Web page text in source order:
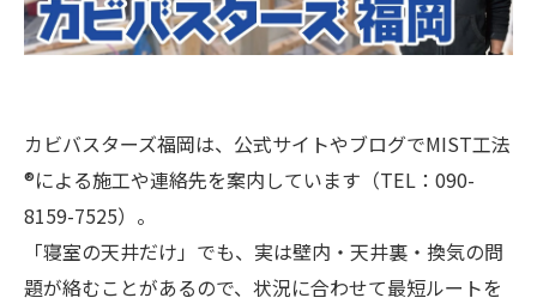
カビバスターズ福岡は、公式サイトやブログでMIST工法
®による施工や連絡先を案内しています（TEL：090-
8159-7525）。
「寝室の天井だけ」でも、実は壁内・天井裏・換気の問
題が絡むことがあるので、状況に合わせて最短ルートを